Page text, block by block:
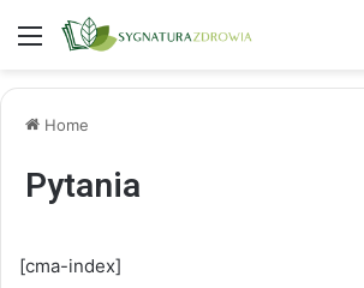
Menu
Home
Pytania
[cma-index]